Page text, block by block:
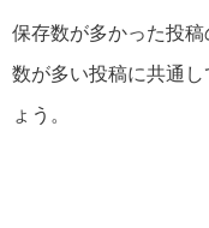
保存数が多かった投
数が多い投稿に共通
ょう。